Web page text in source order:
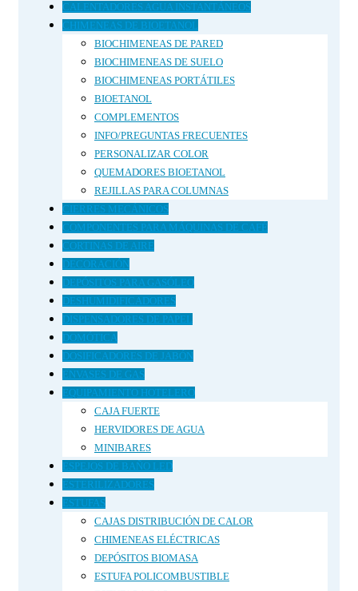
CALENTADORES AGUA INSTANTÁNEOS
CHIMENEAS DE BIOETANOL
BIOCHIMENEAS DE PARED
BIOCHIMENEAS DE SUELO
BIOCHIMENEAS PORTÁTILES
BIOETANOL
COMPLEMENTOS
INFO/PREGUNTAS FRECUENTES
PERSONALIZAR COLOR
QUEMADORES BIOETANOL
REJILLAS PARA COLUMNAS
CIERRES MECÁNICOS
COMPONENTES PARA MÁQUINAS DE CAFÉ
CORTINAS DE AIRE
DECORACIÓN
DEPÓSITOS PARA GASÓLEO
DESHUMIDIFICADORES
DISPENSADORES DE PAPEL
DOMÓTICA
DOSIFICADORES DE JABÓN
ENVASES DE GAS
EQUIPAMIENTO HOTELERO
CAJA FUERTE
HERVIDORES DE AGUA
MINIBARES
ESPEJOS DE BAÑO LED
ESTERILIZADORES
ESTUFAS
CAJAS DISTRIBUCIÓN DE CALOR
CHIMENEAS ELÉCTRICAS
DEPÓSITOS BIOMASA
ESTUFA POLICOMBUSTIBLE